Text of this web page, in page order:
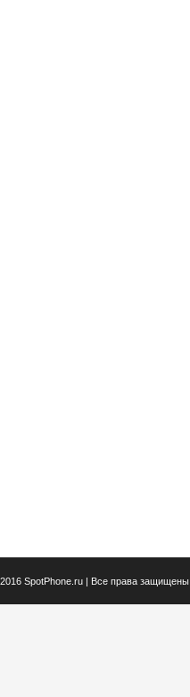
2016 SpotPhone.ru | Все права защищены.